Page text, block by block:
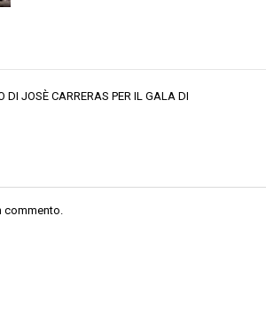
DI JOSÈ CARRERAS PER IL GALA DI
commento.